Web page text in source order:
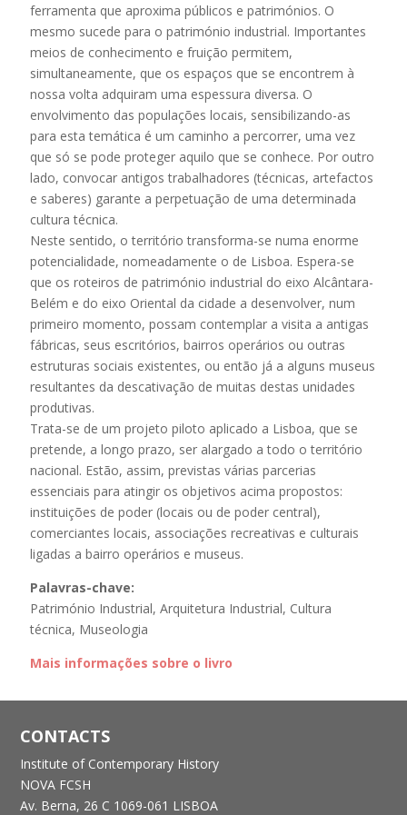
ferramenta que aproxima públicos e patrimónios. O
mesmo sucede para o património industrial. Importantes
meios de conhecimento e fruição permitem,
simultaneamente, que os espaços que se encontrem à
nossa volta adquiram uma espessura diversa. O
envolvimento das populações locais, sensibilizando-as
para esta temática é um caminho a percorrer, uma vez
que só se pode proteger aquilo que se conhece. Por outro
lado, convocar antigos trabalhadores (técnicas, artefactos
e saberes) garante a perpetuação de uma determinada
cultura técnica.
Neste sentido, o território transforma-se numa enorme
potencialidade, nomeadamente o de Lisboa. Espera-se
que os roteiros de património industrial do eixo Alcântara-
Belém e do eixo Oriental da cidade a desenvolver, num
primeiro momento, possam contemplar a visita a antigas
fábricas, seus escritórios, bairros operários ou outras
estruturas sociais existentes, ou então já a alguns museus
resultantes da descativação de muitas destas unidades
produtivas.
Trata-se de um projeto piloto aplicado a Lisboa, que se
pretende, a longo prazo, ser alargado a todo o território
nacional. Estão, assim, previstas várias parcerias
essenciais para atingir os objetivos acima propostos:
instituições de poder (locais ou de poder central),
comerciantes locais, associações recreativas e culturais
ligadas a bairro operários e museus.
Palavras-chave:
Património Industrial, Arquitetura Industrial, Cultura
técnica, Museologia
Mais informações sobre o livro
CONTACTS
Institute of Contemporary History
NOVA FCSH
Av. Berna, 26 C 1069-061 LISBOA